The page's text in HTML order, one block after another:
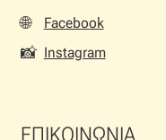
σελίδα
του
προϊόντος
🌐 Facebook
📸 Instagram
ΕΠΙΚΟΙΝΩΝΙΑ